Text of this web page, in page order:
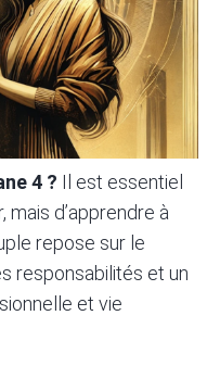
4 ? Il est essentiel
d’apprendre à
repose sur le
responsabilités et un
et vie